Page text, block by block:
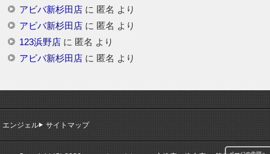
アビバ新杉田店に 匿名 より
アビバ新杉田店に 匿名 より
123浜野店に 匿名 より
アビバ新杉田店に 匿名 より
エンジェル サイトマップ